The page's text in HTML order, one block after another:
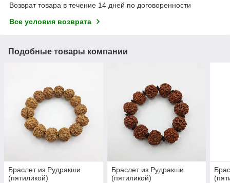
Возврат товара в течение 14 дней по договоренности
Все условия возврата
Подобные товары компании
Браслет из Рудракши
(пятиликой)
Браслет из Рудракши
(пятиликой)